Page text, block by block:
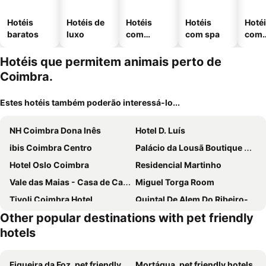
Hotéis
baratos
Hotéis de
luxo
Hotéis
com
Hotéis
com spa
com
Hotéis que permitem animais perto de
Coimbra.
Estes hotéis também poderão interessá-lo...
NH Coimbra Dona Inês
Hotel D. Luís
ibis Coimbra Centro
Palácio da Lousã Boutique Hotel
Hotel Oslo Coimbra
Residencial Martinho
Vale das Maias - Casa de Campo
Miguel Torga Room
Tivoli Coimbra Hotel
Quintal De Alem Do Ribeiro-Turismo Rural
Oryza Guest House & Suites
Farol De Vida
Hotel Bragança
Other popular destinations with pet friendly
hotels